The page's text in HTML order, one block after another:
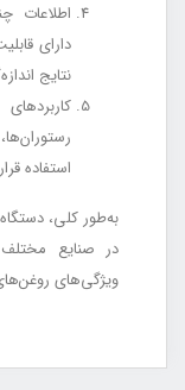
اطلاعات
دارای
نتایج
استفاده
به‌طور کلی،
در صنایع
ویژگی‌های